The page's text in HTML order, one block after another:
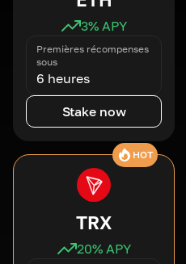
3% APY
Premières récompenses
sous
6 heures
Stake now
HOT
TRX
20% APY